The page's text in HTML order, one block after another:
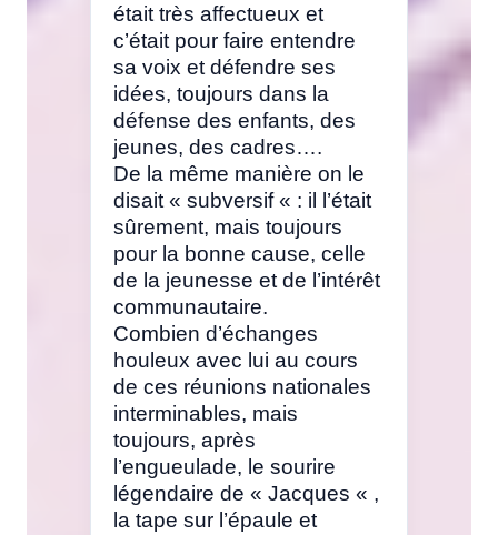
était très affectueux et
c’était pour faire entendre
sa voix et défendre ses
idées, toujours dans la
défense des enfants, des
jeunes, des cadres….
De la même manière on le
disait « subversif « : il l’était
sûrement, mais toujours
pour la bonne cause, celle
de la jeunesse et de l’intérêt
communautaire.
Combien d’échanges
houleux avec lui au cours
de ces réunions nationales
interminables, mais
toujours, après
l’engueulade, le sourire
légendaire de « Jacques « ,
la tape sur l’épaule et